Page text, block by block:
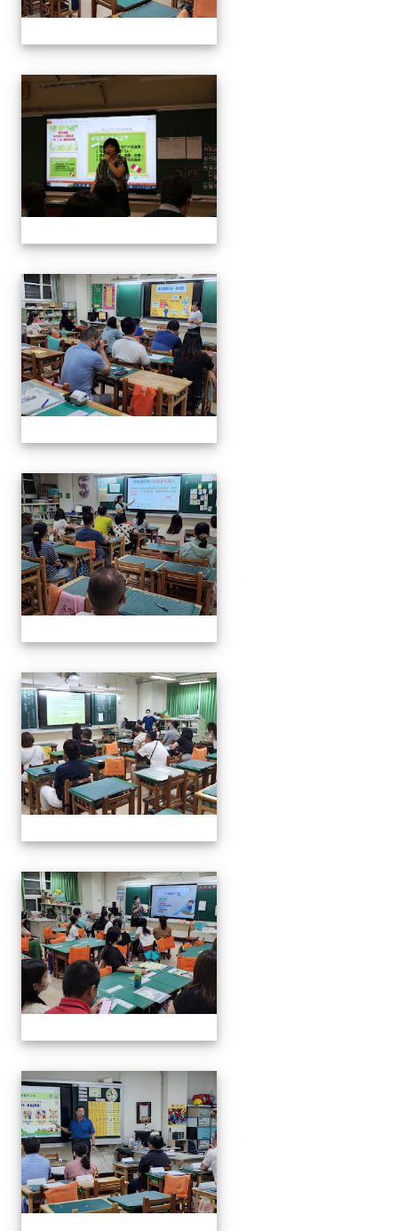
112班親會
112班親會
112班親會
112班親會